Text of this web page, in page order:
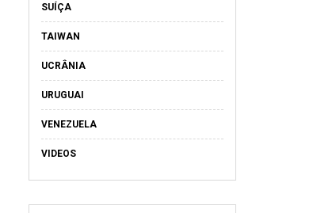
SUÍÇA
TAIWAN
UCRÂNIA
URUGUAI
VENEZUELA
VIDEOS